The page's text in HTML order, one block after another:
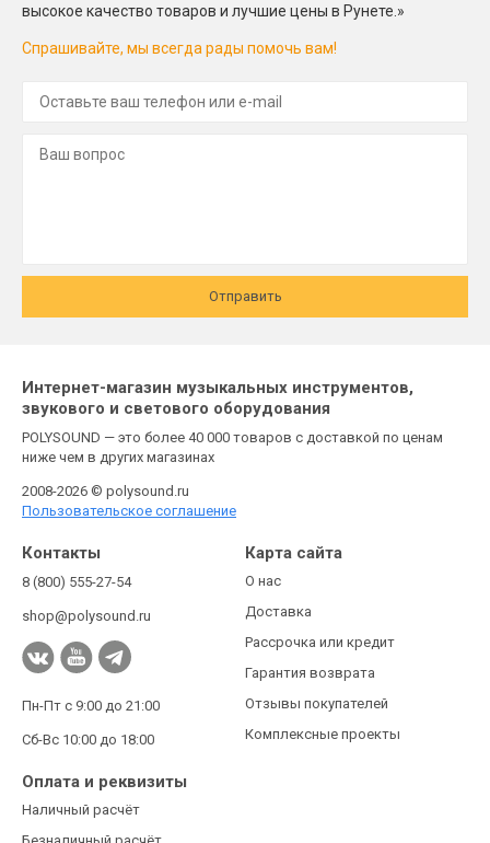
высокое качество товаров и лучшие цены в Рунете.»
Спрашивайте, мы всегда рады помочь вам!
Отправить
Интернет-магазин музыкальных инструментов,
звукового и светового оборудования
POLYSOUND — это более 40 000 товаров с доставкой по ценам
ниже чем в других магазинах
2008-2026 © polysound.ru
Пользовательское соглашение
Контакты
8 (800) 555-27-54
shop@polysound.ru
Пн-Пт с 9:00 до 21:00
Сб-Вс 10:00 до 18:00
Карта сайта
О нас
Доставка
Рассрочка или кредит
Гарантия возврата
Отзывы покупателей
Комплексные проекты
Оплата и реквизиты
Наличный расчёт